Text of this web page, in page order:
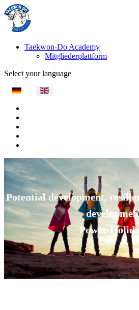
Taekwon-Do Academy
Mitgliederplattform
Select your language
Potential development,
Power-